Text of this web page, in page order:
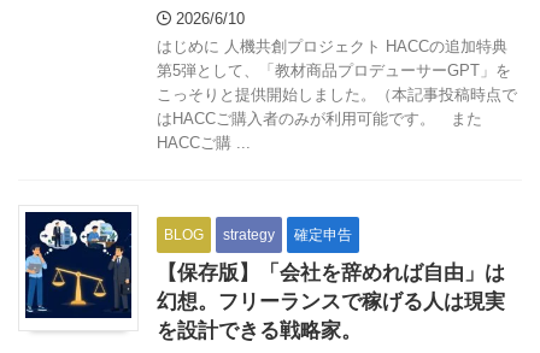
2026/6/10
はじめに 人機共創プロジェクト HACCの追加特典
第5弾として、「教材商品プロデューサーGPT」を
こっそりと提供開始しました。（本記事投稿時点で
はHACCご購入者のみが利用可能です。 また
HACCご購 ...
BLOG strategy 確定申告
【保存版】「会社を辞めれば自由」は
幻想。フリーランスで稼げる人は現実
を設計できる戦略家。